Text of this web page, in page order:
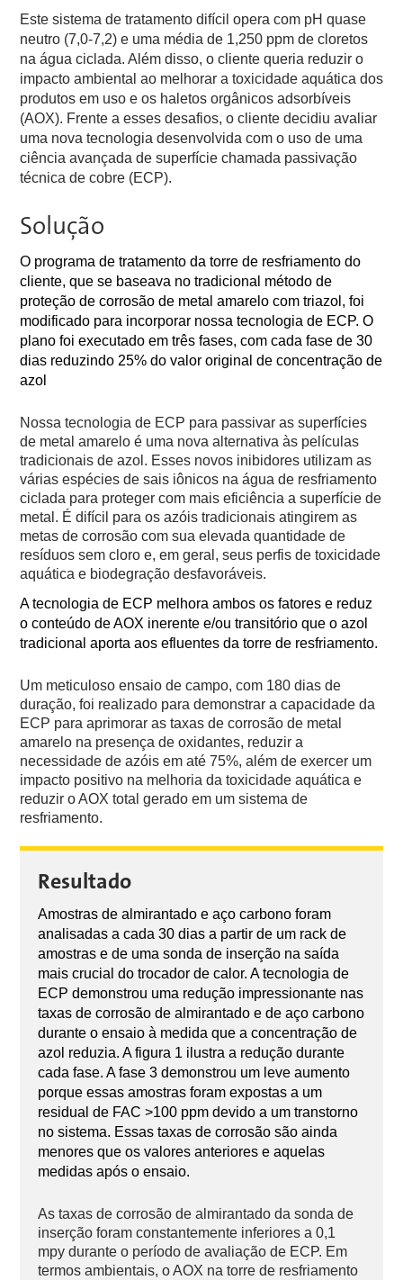
Este sistema de tratamento difícil opera com pH quase
neutro (7,0-7,2) e uma média de 1,250 ppm de cloretos
na água ciclada. Além disso, o cliente queria reduzir o
impacto ambiental ao melhorar a toxicidade aquática dos
produtos em uso e os haletos orgânicos adsorbíveis
(AOX). Frente a esses desafios, o cliente decidiu avaliar
uma nova tecnologia desenvolvida com o uso de uma
ciência avançada de superfície chamada passivação
técnica de cobre (ECP).
Solução
O programa de tratamento da torre de resfriamento do
cliente, que se baseava no tradicional método de
proteção de corrosão de metal amarelo com triazol, foi
modificado para incorporar nossa tecnologia de ECP. O
plano foi executado em três fases, com cada fase de 30
dias reduzindo 25% do valor original de concentração de
azol
Nossa tecnologia de ECP para passivar as superfícies
de metal amarelo é uma nova alternativa às películas
tradicionais de azol. Esses novos inibidores utilizam as
várias espécies de sais iônicos na água de resfriamento
ciclada para proteger com mais eficiência a superfície de
metal. É difícil para os azóis tradicionais atingirem as
metas de corrosão com sua elevada quantidade de
resíduos sem cloro e, em geral, seus perfis de toxicidade
aquática e biodegração desfavoráveis.
A tecnologia de ECP melhora ambos os fatores e reduz
o conteúdo de AOX inerente e/ou transitório que o azol
tradicional aporta aos efluentes da torre de resfriamento.
Um meticuloso ensaio de campo, com 180 dias de
duração, foi realizado para demonstrar a capacidade da
ECP para aprimorar as taxas de corrosão de metal
amarelo na presença de oxidantes, reduzir a
necessidade de azóis em até 75%, além de exercer um
impacto positivo na melhoria da toxicidade aquática e
reduzir o AOX total gerado em um sistema de
resfriamento.
Resultado
Amostras de almirantado e aço carbono foram
analisadas a cada 30 dias a partir de um rack de
amostras e de uma sonda de inserção na saída
mais crucial do trocador de calor. A tecnologia de
ECP demonstrou uma redução impressionante nas
taxas de corrosão de almirantado e de aço carbono
durante o ensaio à medida que a concentração de
azol reduzia. A figura 1 ilustra a redução durante
cada fase. A fase 3 demonstrou um leve aumento
porque essas amostras foram expostas a um
residual de FAC >100 ppm devido a um transtorno
no sistema. Essas taxas de corrosão são ainda
menores que os valores anteriores e aquelas
medidas após o ensaio.
As taxas de corrosão de almirantado da sonda de
inserção foram constantemente inferiores a 0,1
mpy durante o período de avaliação de ECP. Em
termos ambientais, o AOX na torre de resfriamento